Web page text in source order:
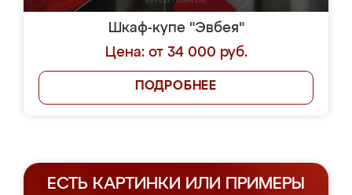
Шкаф-купе "Эвбея"
Цена: от 34 000 руб.
ПОДРОБНЕЕ
ЕСТЬ КАРТИНКИ ИЛИ ПРИМЕРЫ